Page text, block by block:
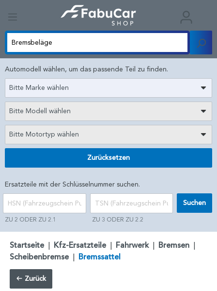
Automodell wählen, um das passende Teil zu finden.
Bitte Marke wählen
Bitte Modell wählen
Bitte Motortyp wählen
Zurücksetzen
Ersatzteile mit der Schlüsselnummer suchen.
ZU 2 ODER ZU 2.1 ZU 3 ODER ZU 2.2
Suchen
Startseite | Kfz-Ersatzteile | Fahrwerk | Bremsen |
Scheibenbremse | Bremssattel
Zurück